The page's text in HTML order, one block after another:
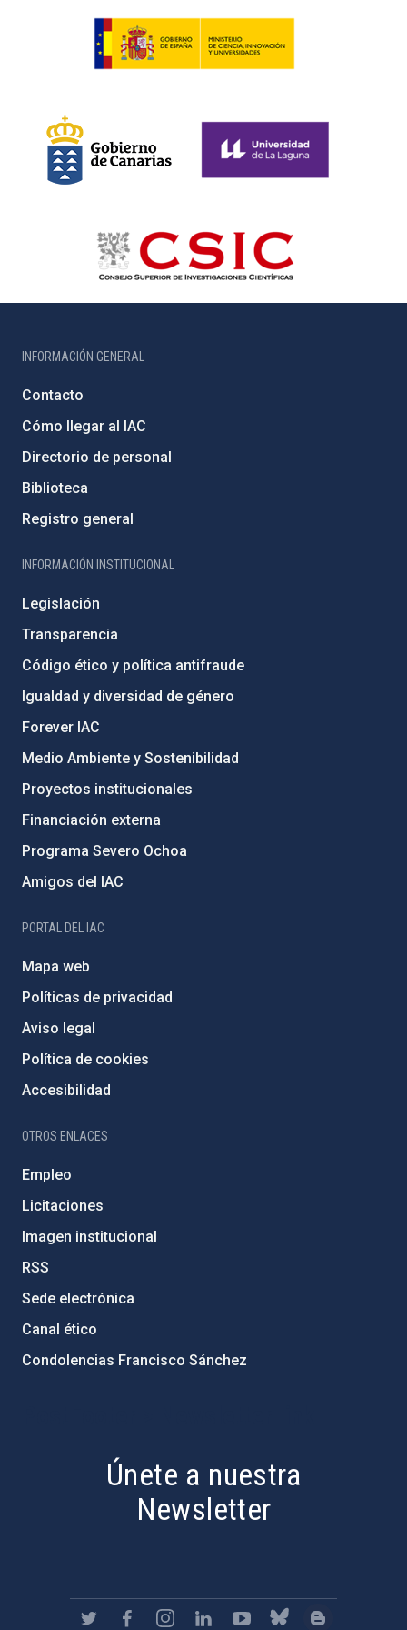
INFORMACIÓN GENERAL
Contacto
Cómo llegar al IAC
Directorio de personal
Biblioteca
Registro general
INFORMACIÓN INSTITUCIONAL
Legislación
Transparencia
Código ético y política antifraude
Igualdad y diversidad de género
Forever IAC
Medio Ambiente y Sostenibilidad
Proyectos institucionales
Financiación externa
Programa Severo Ochoa
Amigos del IAC
PORTAL DEL IAC
Mapa web
Políticas de privacidad
Aviso legal
Política de cookies
Accesibilidad
OTROS ENLACES
Empleo
Licitaciones
Imagen institucional
RSS
Sede electrónica
Canal ético
Condolencias Francisco Sánchez
Únete a nuestra
Newsletter